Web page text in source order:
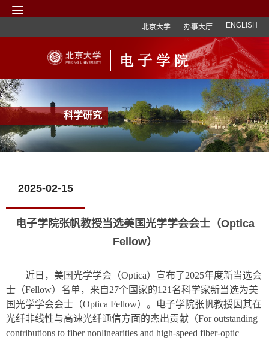
北京大学 办事大厅 ENGLISH
科学研究
2025-02-15
电子学院张帆教授当选美国光学学会会士（Optica
Fellow）
近日，美国光学学会（Optica）宣布了2025年度新当选会
士（Fellow）名单，来自27个国家的121名科学家新当选为美
国光学学会会士（Optica Fellow）。电子学院张帆教授因其在
光纤非线性与高速光纤通信方面的杰出贡献（For outstanding
contributions to fiber nonlinearities and high-speed fiber-optic